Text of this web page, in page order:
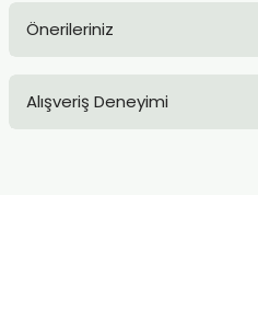
Önerileriniz
konularda yetersiz gördüğünüz
Alışveriş Deneyimi